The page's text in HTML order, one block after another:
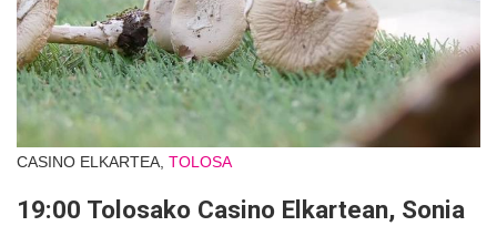
CASINO ELKARTEA, TOLOSA
19:00 Tolosako Casino Elkartean, Sonia